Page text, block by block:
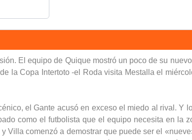
El equipo de Quique mostró un poco de su
la Copa Intertoto -el Roda visita Mestalla el
el Gante acusó en exceso el miedo al rival. Y
como el futbolista que el equipo necesita en la
Villa comenzó a demostrar que puede ser el